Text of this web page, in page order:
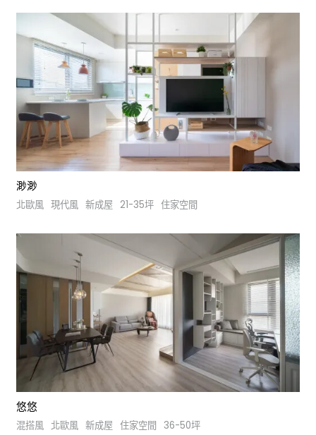
渺渺
北歐風 現代風 新成屋 21-35坪 住家空間
悠悠
混搭風 北歐風 新成屋 住家空間 36-50坪